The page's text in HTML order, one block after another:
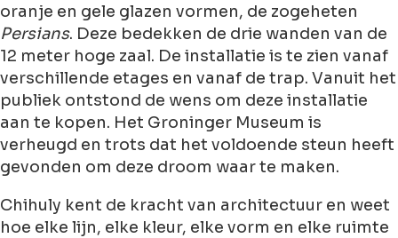
oranje en gele glazen vormen, de zogeheten
Persians. Deze bedekken de drie wanden van de
12 meter hoge zaal. De installatie is te zien vanaf
verschillende etages en vanaf de trap. Vanuit het
publiek ontstond de wens om deze installatie
aan te kopen. Het Groninger Museum is
verheugd en trots dat het voldoende steun heeft
gevonden om deze droom waar te maken.
Chihuly kent de kracht van architectuur en weet
hoe elke lijn, elke kleur, elke vorm en elke ruimte